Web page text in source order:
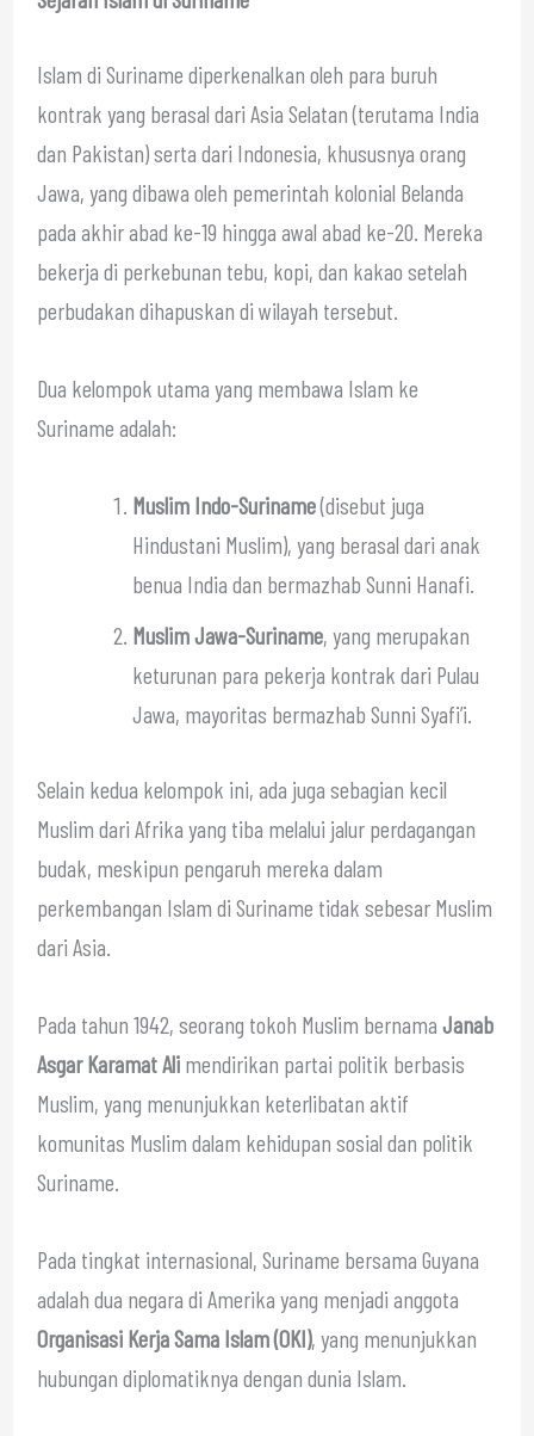
Islam di Suriname diperkenalkan oleh para buruh
kontrak yang berasal dari Asia Selatan (terutama India
dan Pakistan) serta dari Indonesia, khususnya orang
Jawa, yang dibawa oleh pemerintah kolonial Belanda
pada akhir abad ke-19 hingga awal abad ke-20. Mereka
bekerja di perkebunan tebu, kopi, dan kakao setelah
perbudakan dihapuskan di wilayah tersebut.
Dua kelompok utama yang membawa Islam ke
Suriname adalah:
Muslim Indo-Suriname(disebut juga
Hindustani Muslim), yang berasal dari anak
benua India dan bermazhab Sunni Hanafi.
Muslim Jawa-Suriname, yang merupakan
keturunan para pekerja kontrak dari Pulau
Jawa, mayoritas bermazhab Sunni Syafi’i.
Selain kedua kelompok ini, ada juga sebagian kecil
Muslim dari Afrika yang tiba melalui jalur perdagangan
budak, meskipun pengaruh mereka dalam
perkembangan Islam di Suriname tidak sebesar Muslim
dari Asia.
Pada tahun 1942, seorang tokoh Muslim bernama Janab
Asgar Karamat Alimendirikan partai politik berbasis
Muslim, yang menunjukkan keterlibatan aktif
komunitas Muslim dalam kehidupan sosial dan politik
Suriname.
Pada tingkat internasional, Suriname bersama Guyana
adalah dua negara di Amerika yang menjadi anggota
Organisasi Kerja Sama Islam (OKI), yang menunjukkan
hubungan diplomatiknya dengan dunia Islam.